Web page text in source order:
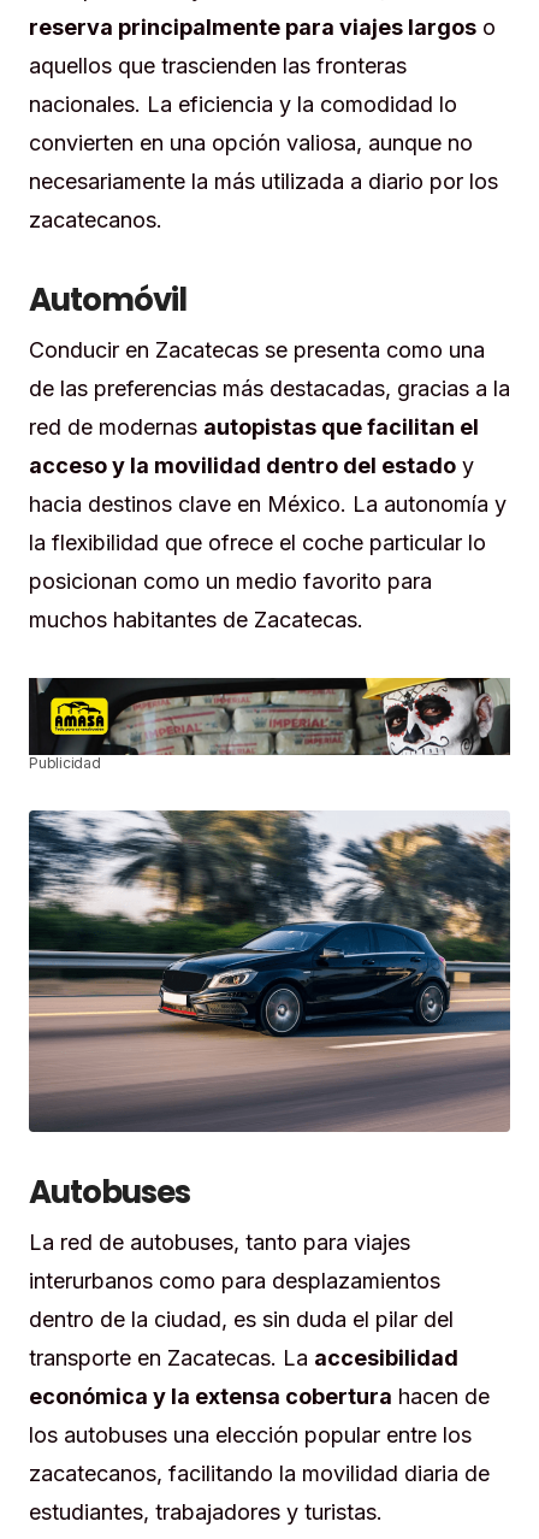
reserva principalmente para viajes largos o
aquellos que trascienden las fronteras
nacionales. La eficiencia y la comodidad lo
convierten en una opción valiosa, aunque no
necesariamente la más utilizada a diario por los
zacatecanos.
Automóvil
Conducir en Zacatecas se presenta como una
de las preferencias más destacadas, gracias a la
red de modernas autopistas que facilitan el
acceso y la movilidad dentro del estado y
hacia destinos clave en México. La autonomía y
la flexibilidad que ofrece el coche particular lo
posicionan como un medio favorito para
muchos habitantes de Zacatecas.
Publicidad
Autobuses
La red de autobuses, tanto para viajes
interurbanos como para desplazamientos
dentro de la ciudad, es sin duda el pilar del
transporte en Zacatecas. La accesibilidad
económica y la extensa cobertura hacen de
los autobuses una elección popular entre los
zacatecanos, facilitando la movilidad diaria de
estudiantes, trabajadores y turistas.